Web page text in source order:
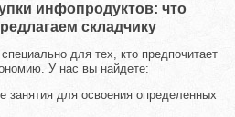
инфопродуктов: что
складчику
для тех, кто предпочитает
У нас вы найдете:
занятия для освоения определенных